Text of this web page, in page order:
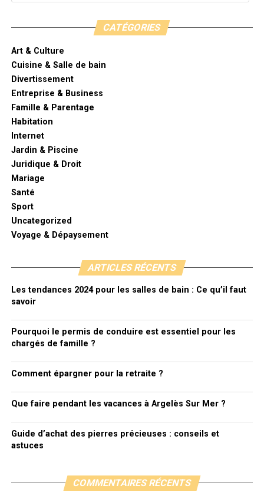
CATÉGORIES
Art & Culture
Cuisine & Salle de bain
Divertissement
Entreprise & Business
Famille & Parentage
Habitation
Internet
Jardin & Piscine
Juridique & Droit
Mariage
Santé
Sport
Uncategorized
Voyage & Dépaysement
ARTICLES RÉCENTS
Les tendances 2024 pour les salles de bain : Ce qu’il faut
savoir
Pourquoi le permis de conduire est essentiel pour les
chargés de famille ?
Comment épargner pour la retraite ?
Que faire pendant les vacances à Argelès Sur Mer ?
Guide d’achat des pierres précieuses : conseils et
astuces
COMMENTAIRES RÉCENTS